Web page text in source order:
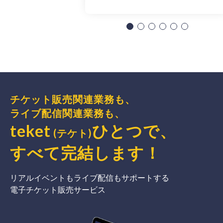
チケット販売関連業務も、
ライブ配信関連業務も、
teket (テケト)ひとつで、
すべて完結 します ！
リアルイベントもライブ配信もサポートする
電子チケット販売サービス